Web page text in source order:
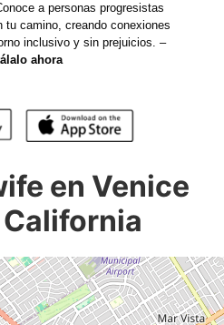
a personas progresistas
tu camino, creando conexiones
inclusivo y sin prejuicios. –
ahora
en Venice